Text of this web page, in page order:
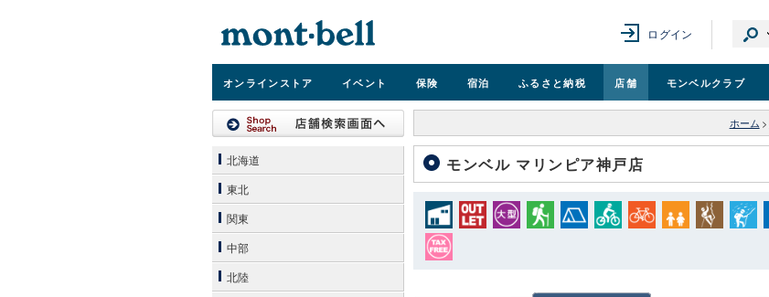
ログイン
オンラインストア イベント 保険 宿泊 ふるさと納税 店舗 モンベルクラブ
ホーム >
モンベル マリンピア神戸店
北海道
東北
関東
中部
北陸